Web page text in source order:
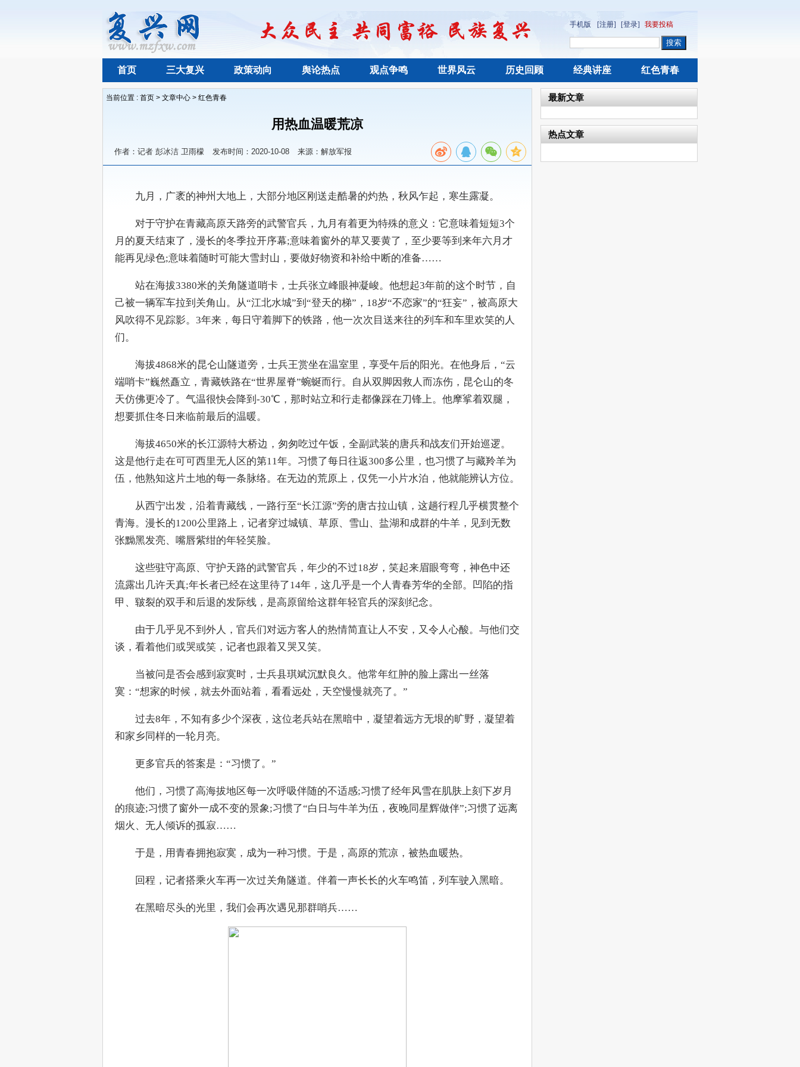
手机版 [注册] [登录] 我要投稿
首页 三大复兴 政策动向 舆论热点 观点争鸣 世界风云 历史回顾 经典讲座 红色青春
当前位置 : 首页 > 文章中心 > 红色青春
用热血温暖荒凉
作者：记者 彭冰洁 卫雨檬 发布时间：2020-10-08 来源：解放军报
九月，广袤的神州大地上，大部分地区刚送走酷暑的灼热，秋风乍起，寒生露凝。
对于守护在青藏高原天路旁的武警官兵，九月有着更为特殊的意义：它意味着短短3个
月的夏天结束了，漫长的冬季拉开序幕;意味着窗外的草又要黄了，至少要等到来年六月才
能再见绿色;意味着随时可能大雪封山，要做好物资和补给中断的准备……
站在海拔3380米的关角隧道哨卡，士兵张立峰眼神凝峻。他想起3年前的这个时节，自
己被一辆军车拉到关角山。从“江北水城”到“登天的梯”，18岁“不恋家”的“狂妄”，被高原大
风吹得不见踪影。3年来，每日守着脚下的铁路，他一次次目送来往的列车和车里欢笑的人
们。
海拔4868米的昆仑山隧道旁，士兵王赏坐在温室里，享受午后的阳光。在他身后，“云
端哨卡”巍然矗立，青藏铁路在“世界屋脊”蜿蜒而行。自从双脚因救人而冻伤，昆仑山的冬
天仿佛更冷了。气温很快会降到-30℃，那时站立和行走都像踩在刀锋上。他摩挲着双腿，
想要抓住冬日来临前最后的温暖。
海拔4650米的长江源特大桥边，匆匆吃过午饭，全副武装的唐兵和战友们开始巡逻。
这是他行走在可可西里无人区的第11年。习惯了每日往返300多公里，也习惯了与藏羚羊为
伍，他熟知这片土地的每一条脉络。在无边的荒原上，仅凭一小片水泊，他就能辨认方位。
从西宁出发，沿着青藏线，一路行至“长江源”旁的唐古拉山镇，这趟行程几乎横贯整个
青海。漫长的1200公里路上，记者穿过城镇、草原、雪山、盐湖和成群的牛羊，见到无数
张黝黑发亮、嘴唇紫绀的年轻笑脸。
这些驻守高原、守护天路的武警官兵，年少的不过18岁，笑起来眉眼弯弯，神色中还
流露出几许天真;年长者已经在这里待了14年，这几乎是一个人青春芳华的全部。凹陷的指
甲、皲裂的双手和后退的发际线，是高原留给这群年轻官兵的深刻纪念。
由于几乎见不到外人，官兵们对远方客人的热情简直让人不安，又令人心酸。与他们交
谈，看着他们或哭或笑，记者也跟着又哭又笑。
当被问是否会感到寂寞时，士兵县琪斌沉默良久。他常年红肿的脸上露出一丝落
寞：“想家的时候，就去外面站着，看看远处，天空慢慢就亮了。”
过去8年，不知有多少个深夜，这位老兵站在黑暗中，凝望着远方无垠的旷野，凝望着
和家乡同样的一轮月亮。
更多官兵的答案是：“习惯了。”
他们，习惯了高海拔地区每一次呼吸伴随的不适感;习惯了经年风雪在肌肤上刻下岁月
的痕迹;习惯了窗外一成不变的景象;习惯了“白日与牛羊为伍，夜晚同星辉做伴”;习惯了远离
烟火、无人倾诉的孤寂……
于是，用青春拥抱寂寞，成为一种习惯。于是，高原的荒凉，被热血暖热。
回程，记者搭乘火车再一次过关角隧道。伴着一声长长的火车鸣笛，列车驶入黑暗。
在黑暗尽头的光里，我们会再次遇见那群哨兵……
最新文章
热点文章